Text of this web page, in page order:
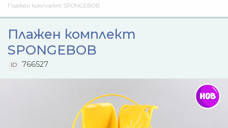
Плажен комплект SPONGEBOB
Плажен комплект
SPONGEBOB
ID 766527